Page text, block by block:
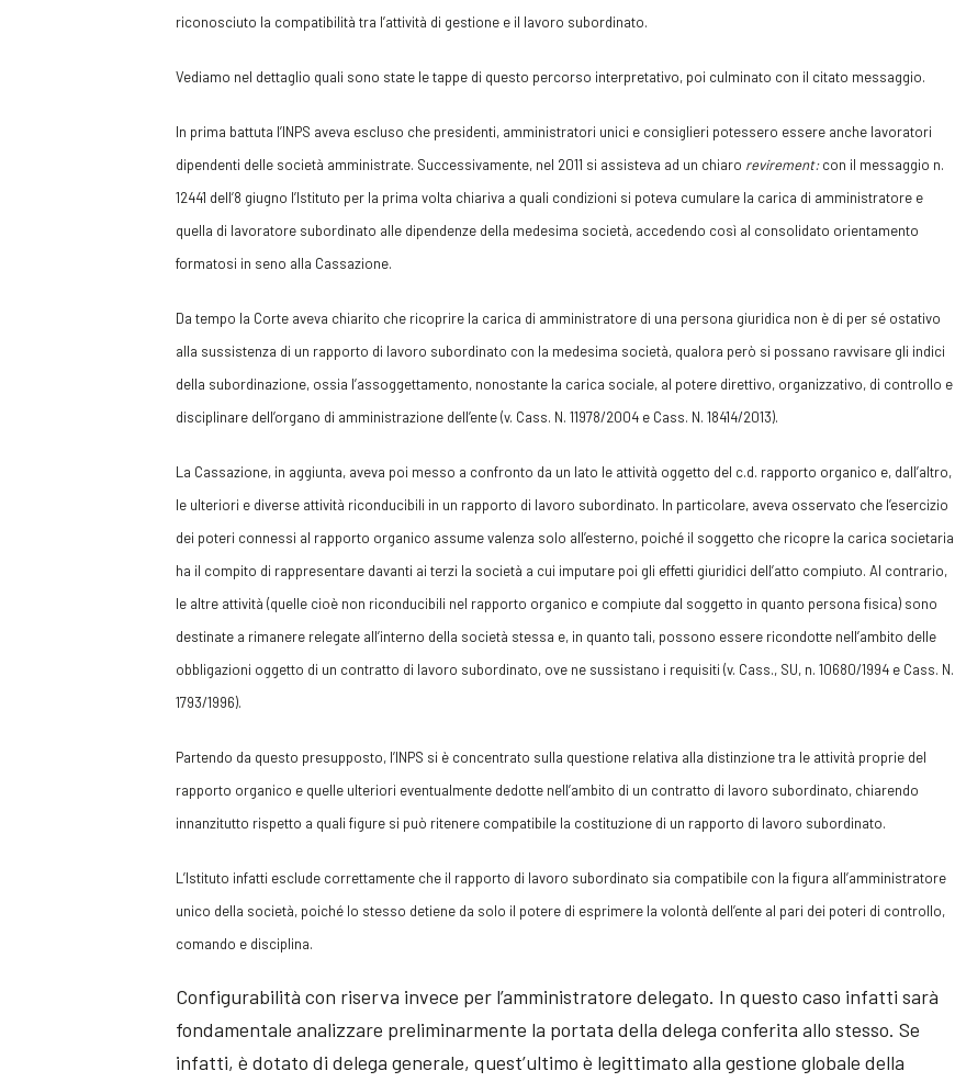
riconosciuto la compatibilità tra l’attività di gestione e il lavoro subordinato.
Vediamo nel dettaglio quali sono state le tappe di questo percorso interpretativo, poi culminato con il citato messaggio.
In prima battuta l’INPS aveva escluso che presidenti, amministratori unici e consiglieri potessero essere anche lavoratori
dipendenti delle società amministrate. Successivamente, nel 2011 si assisteva ad un chiaro revirement:con il messaggio n.
12441 dell’8 giugno l’Istituto per la prima volta chiariva a quali condizioni si poteva cumulare la carica di amministratore e
quella di lavoratore subordinato alle dipendenze della medesima società, accedendo così al consolidato orientamento
formatosi in seno alla Cassazione.
Da tempo la Corte aveva chiarito che ricoprire la carica di amministratore di una persona giuridica non è di per sé ostativo
alla sussistenza di un rapporto di lavoro subordinato con la medesima società, qualora però si possano ravvisare gli indici
della subordinazione, ossia l’assoggettamento, nonostante la carica sociale, al potere direttivo, organizzativo, di controllo e
disciplinare dell’organo di amministrazione dell’ente (v. Cass. N. 11978/2004 e Cass. N. 18414/2013).
La Cassazione, in aggiunta, aveva poi messo a confronto da un lato le attività oggetto del c.d. rapporto organico e, dall’altro,
le ulteriori e diverse attività riconducibili in un rapporto di lavoro subordinato. In particolare, aveva osservato che l’esercizio
dei poteri connessi al rapporto organico assume valenza solo all’esterno, poiché il soggetto che ricopre la carica societaria
ha il compito di rappresentare davanti ai terzi la società a cui imputare poi gli effetti giuridici dell’atto compiuto. Al contrario,
le altre attività (quelle cioè non riconducibili nel rapporto organico e compiute dal soggetto in quanto persona fisica) sono
destinate a rimanere relegate all’interno della società stessa e, in quanto tali, possono essere ricondotte nell’ambito delle
obbligazioni oggetto di un contratto di lavoro subordinato, ove ne sussistano i requisiti (v. Cass., SU, n. 10680/1994 e Cass. N.
1793/1996).
Partendo da questo presupposto, l’INPS si è concentrato sulla questione relativa alla distinzione tra le attività proprie del
rapporto organico e quelle ulteriori eventualmente dedotte nell’ambito di un contratto di lavoro subordinato, chiarendo
innanzitutto rispetto a quali figure si può ritenere compatibile la costituzione di un rapporto di lavoro subordinato.
L’Istituto infatti esclude correttamente che il rapporto di lavoro subordinato sia compatibile con la figura all’amministratore
unico della società, poiché lo stesso detiene da solo il potere di esprimere la volontà dell’ente al pari dei poteri di controllo,
comando e disciplina.
Configurabilità con riserva invece per l’amministratore delegato. In questo caso infatti sarà
fondamentale analizzare preliminarmente la portata della delega conferita allo stesso. Se
infatti, è dotato di delega generale, quest’ultimo è legittimato alla gestione globale della